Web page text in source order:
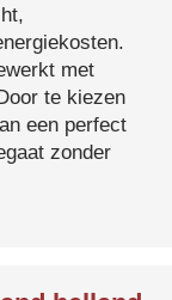
met
te kiezen
een perfect
zonder